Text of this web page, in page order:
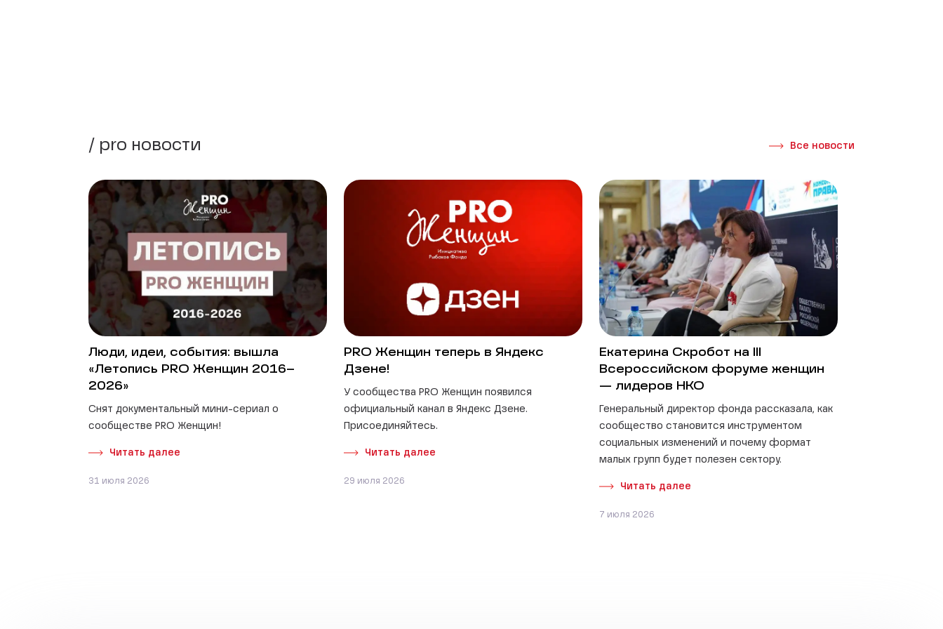
/ pro новости Все новости
Люди, идеи, события: вышла
«Летопись PRO Женщин 2016–
2026»
Снят документальный мини-сериал о
сообществе PRO Женщин!
Читать далее
31 июля 2026
PRO Женщин теперь в Яндекс
Дзене!
У сообщества PRO Женщин появился
официальный канал в Яндекс Дзене.
Присоединяйтесь.
Читать далее
29 июля 2026
Екатерина Скробот на III
Всероссийском форуме женщин
— лидеров НКО
Генеральный директор фонда рассказала, как
сообщество становится инструментом
социальных изменений и почему формат
малых групп будет полезен сектору.
Читать далее
7 июля 2026